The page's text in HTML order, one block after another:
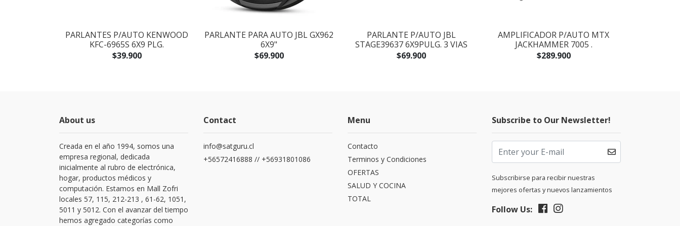
PARLANTES P/AUTO KENWOOD
KFC-6965S 6X9 PLG.
$39.900
PARLANTE PARA AUTO JBL GX962
6X9"
$69.900
PARLANTE P/AUTO JBL
STAGE39637 6X9PULG. 3 VIAS
$69.900
AMPLIFICADOR P/AUTO MTX
JACKHAMMER 7005 .
$289.900
About us
Creada en el año 1994, somos una
empresa regional, dedicada
inicialmente al rubro de electrónica,
hogar, productos médicos y
computación. Estamos en Mall Zofri
locales 57, 115, 212-213 , 61-62, 1051,
5011 y 5012. Con el avanzar del tiempo
hemos agregado categorías como
Contact
info@satguru.cl
+56572416888 // +56931801086
Menu
Contacto
Terminos y Condiciones
OFERTAS
SALUD Y COCINA
TOTAL
Subscribe to Our Newsletter!
Subscribirse para recibir nuestras
mejores ofertas y nuevos lanzamientos
Follow Us: